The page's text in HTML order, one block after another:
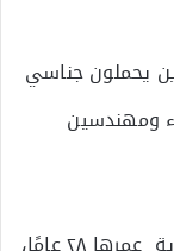
يحملون جناسي
ومهندسين